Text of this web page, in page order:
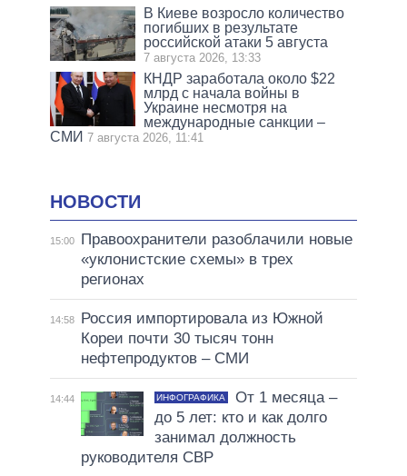
В Киеве возросло количество
погибших в результате
российской атаки 5 августа
7 августа 2026, 13:33
КНДР заработала около $22
млрд с начала войны в
Украине несмотря на
международные санкции –
СМИ 7 августа 2026, 11:41
НОВОСТИ
15:00
Правоохранители разоблачили новые
«уклонистские схемы» в трех
регионах
14:58
Россия импортировала из Южной
Кореи почти 30 тысяч тонн
нефтепродуктов – СМИ
14:44 ИНФОГРАФИКА
От 1 месяца –
до 5 лет: кто и как долго
занимал должность
руководителя СВР